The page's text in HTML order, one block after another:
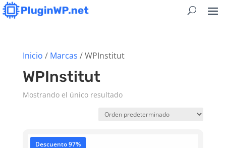
Inicio / Marcas / WPInstitut
WPInstitut
Mostrando el único resultado
Descuento 97%